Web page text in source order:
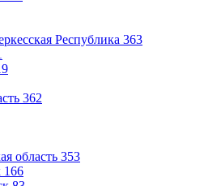
Республика 363
362
область 353
166